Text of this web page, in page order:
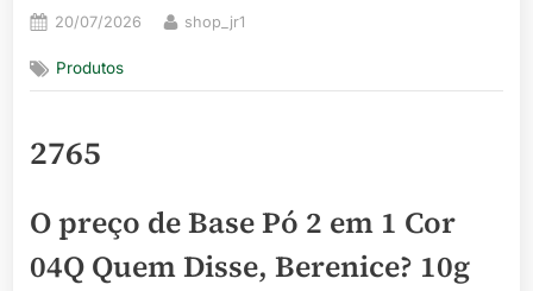
Posted
20/07/2026 By
shop_jr1
Produtos
2765
O preço de Base Pó 2 em 1 Cor
04Q Quem Disse, Berenice? 10g